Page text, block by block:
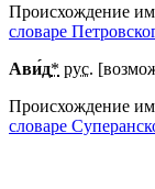
Происхождение
словаре
Ави́д* рус.
Происхождение
словаре